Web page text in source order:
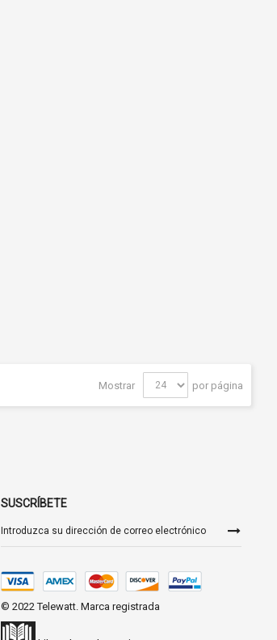
Mostrar por página
SUSCRÍBETE
a
nuestro
de
noticias:
© 2022 Telewatt. Marca registrada